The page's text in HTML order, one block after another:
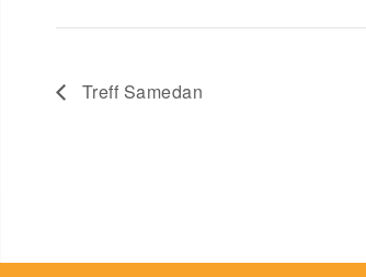
Treff Samedan